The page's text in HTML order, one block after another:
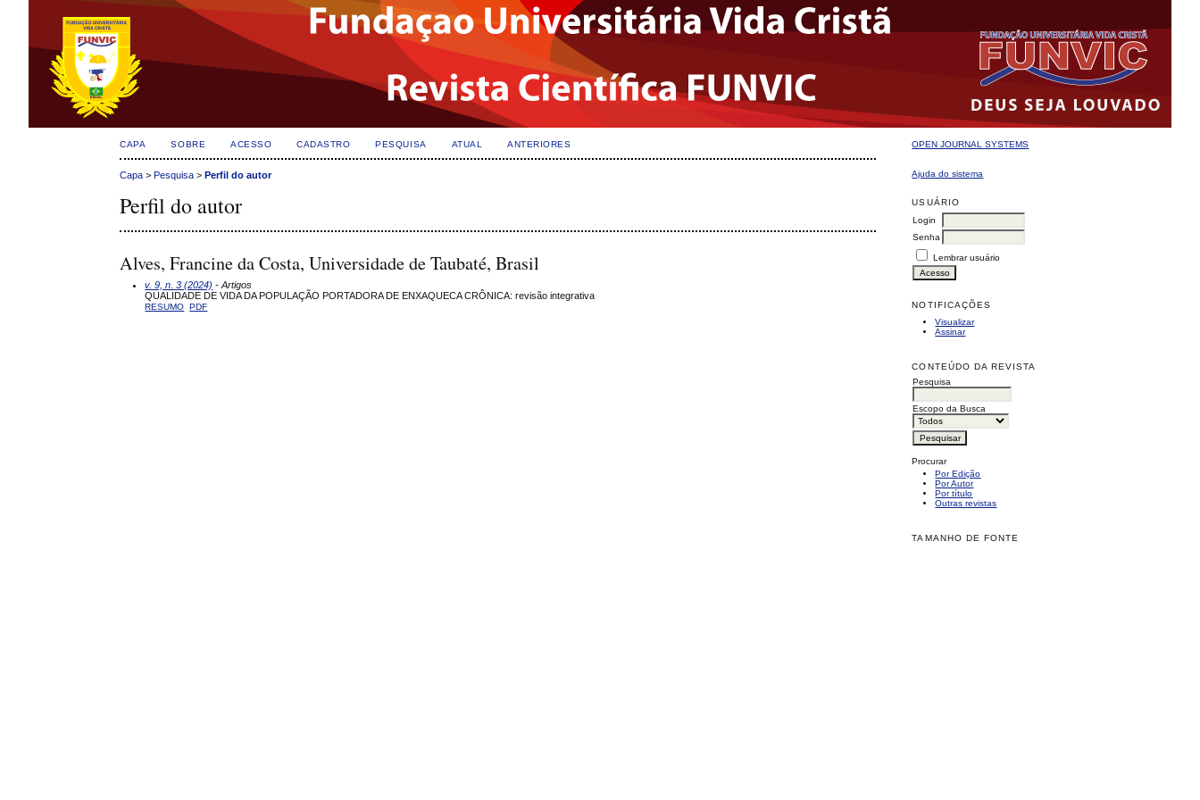
OPEN JOURNAL SYSTEMS
Ajuda do sistema
USUÁRIO
Login
Senha
Lembrar usuário
NOTIFICAÇÕES
Visualizar
Assinar
CONTEÚDO DA REVISTA
Pesquisa
Escopo da Busca
Procurar
Por Edição
Por Autor
Por título
Outras revistas
TAMANHO DE FONTE
CAPA SOBRE ACESSO CADASTRO PESQUISA ATUAL ANTERIORES
Capa >Pesquisa >Perfil do autor
Perfil do autor
Alves, Francine da Costa, Universidade de Taubaté, Brasil
v. 9, n. 3 (2024) - Artigos
QUALIDADE DE VIDA DA POPULAÇÃO PORTADORA DE ENXAQUECA CRÔNICA: revisão integrativa
RESUMO PDF